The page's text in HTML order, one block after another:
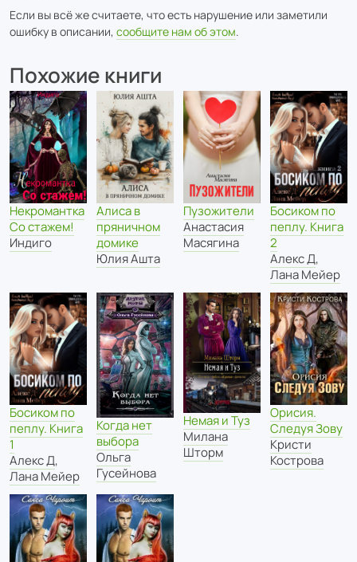
Если вы всё же считаете, что есть нарушение или заметили
ошибку в описании, сообщите нам об этом.
Похожие книги
Некромантка
Со стажем!
Индиго
Алиса в
пряничном
домике
Юлия Ашта
Пузожители
Анастасия
Масягина
Босиком по
пеплу. Книга
2
Алекс Д,
Лана Мейер
Босиком по
пеплу. Книга
1
Алекс Д,
Лана Мейер
Когда нет
выбора
Ольга
Гусейнова
Немая и Туз
Милана
Шторм
Орисия.
Следуя Зову
Кристи
Кострова